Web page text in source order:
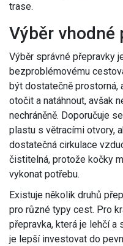
trase.
Výběr vhodné
Výběr správné přepravky
bezproblémovému
být dostatečně prostorná,
otočit a natáhnout, avšak
nechráněně. Doporučuje
plastu s větracími otvory,
dostatečná cirkulace
čistitelná, protože kočky
vykonat potřebu.
Existuje několik druhů
pro různé typy cest. Pro
přepravka, která je lehčí a
je lepší investovat do